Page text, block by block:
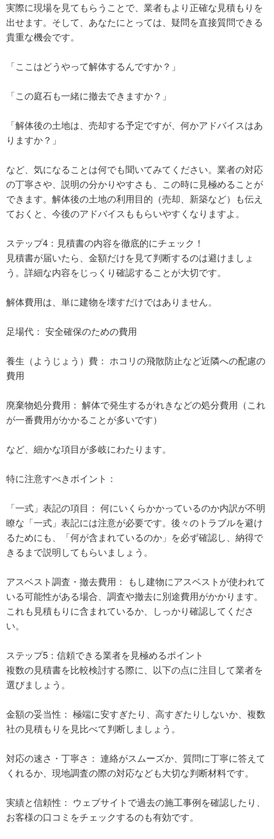
実際に現場を見てもらうことで、業者もより正確な見積もりを
出せます。そして、あなたにとっては、疑問を直接質問できる
貴重な機会です。
「ここはどうやって解体するんですか？」
「この庭石も一緒に撤去できますか？」
「解体後の土地は、売却する予定ですが、何かアドバイスはあ
りますか？」
など、気になることは何でも聞いてみてください。業者の対応
の丁寧さや、説明の分かりやすさも、この時に見極めることが
できます。解体後の土地の利用目的（売却、新築など）も伝え
ておくと、今後のアドバイスももらいやすくなりますよ。
ステップ4：見積書の内容を徹底的にチェック！
見積書が届いたら、金額だけを見て判断するのは避けましょ
う。詳細な内容をじっくり確認することが大切です。
解体費用は、単に建物を壊すだけではありません。
足場代： 安全確保のための費用
養生（ようじょう）費： ホコリの飛散防止など近隣への配慮の
費用
廃棄物処分費用： 解体で発生するがれきなどの処分費用（これ
が一番費用がかかることが多いです）
など、細かな項目が多岐にわたります。
特に注意すべきポイント：
「一式」表記の項目： 何にいくらかかっているのか内訳が不明
瞭な「一式」表記には注意が必要です。後々のトラブルを避け
るためにも、「何が含まれているのか」を必ず確認し、納得で
きるまで説明してもらいましょう。
アスベスト調査・撤去費用： もし建物にアスベストが使われて
いる可能性がある場合、調査や撤去に別途費用がかかります。
これも見積もりに含まれているか、しっかり確認してくださ
い。
ステップ5：信頼できる業者を見極めるポイント
複数の見積書を比較検討する際に、以下の点に注目して業者を
選びましょう。
金額の妥当性： 極端に安すぎたり、高すぎたりしないか、複数
社の見積もりを見比べて判断しましょう。
対応の速さ・丁寧さ： 連絡がスムーズか、質問に丁寧に答えて
くれるか、現地調査の際の対応なども大切な判断材料です。
実績と信頼性： ウェブサイトで過去の施工事例を確認したり、
お客様の口コミをチェックするのも有効です。